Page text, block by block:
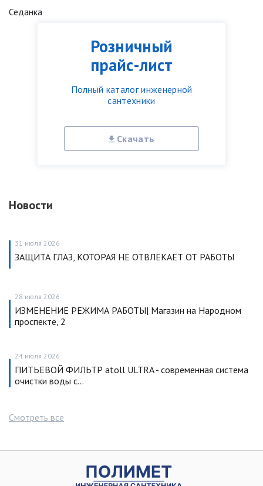
Розничный
прайс-лист
Полный каталог инженерной
сантехники
Скачать
Новости
31 июля 2026
ЗАЩИТА ГЛАЗ, КОТОРАЯ НЕ ОТВЛЕКАЕТ ОТ РАБОТЫ
28 июля 2026
ИЗМЕНЕНИЕ РЕЖИМА РАБОТЫ| Магазин на Народном
проспекте, 2
24 июля 2026
ПИТЬЕВОЙ ФИЛЬТР atoll ULTRA - современная система
очистки воды с…
Смотреть все
Седанка